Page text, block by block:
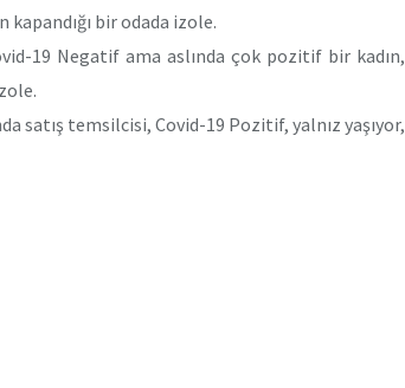
bir odada izole.
19 Negatif ama aslında çok pozitif bir
satış temsilcisi, Covid-19 Pozitif, yalnız